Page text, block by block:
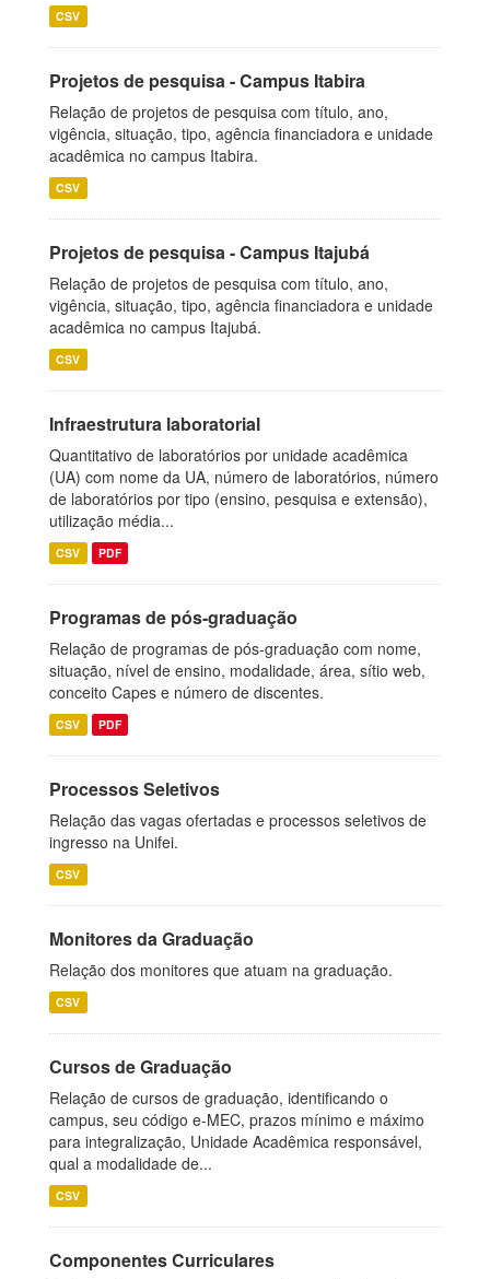
CSV
Projetos de pesquisa - Campus Itabira
Relação de projetos de pesquisa com título, ano,
vigência, situação, tipo, agência financiadora e unidade
acadêmica no campus Itabira.
CSV
Projetos de pesquisa - Campus Itajubá
Relação de projetos de pesquisa com título, ano,
vigência, situação, tipo, agência financiadora e unidade
acadêmica no campus Itajubá.
CSV
Infraestrutura laboratorial
Quantitativo de laboratórios por unidade acadêmica
(UA) com nome da UA, número de laboratórios, número
de laboratórios por tipo (ensino, pesquisa e extensão),
utilização média...
CSV PDF
Programas de pós-graduação
Relação de programas de pós-graduação com nome,
situação, nível de ensino, modalidade, área, sítio web,
conceito Capes e número de discentes.
CSV PDF
Processos Seletivos
Relação das vagas ofertadas e processos seletivos de
ingresso na Unifei.
CSV
Monitores da Graduação
Relação dos monitores que atuam na graduação.
CSV
Cursos de Graduação
Relação de cursos de graduação, identificando o
campus, seu código e-MEC, prazos mínimo e máximo
para integralização, Unidade Acadêmica responsável,
qual a modalidade de...
CSV
Componentes Curriculares